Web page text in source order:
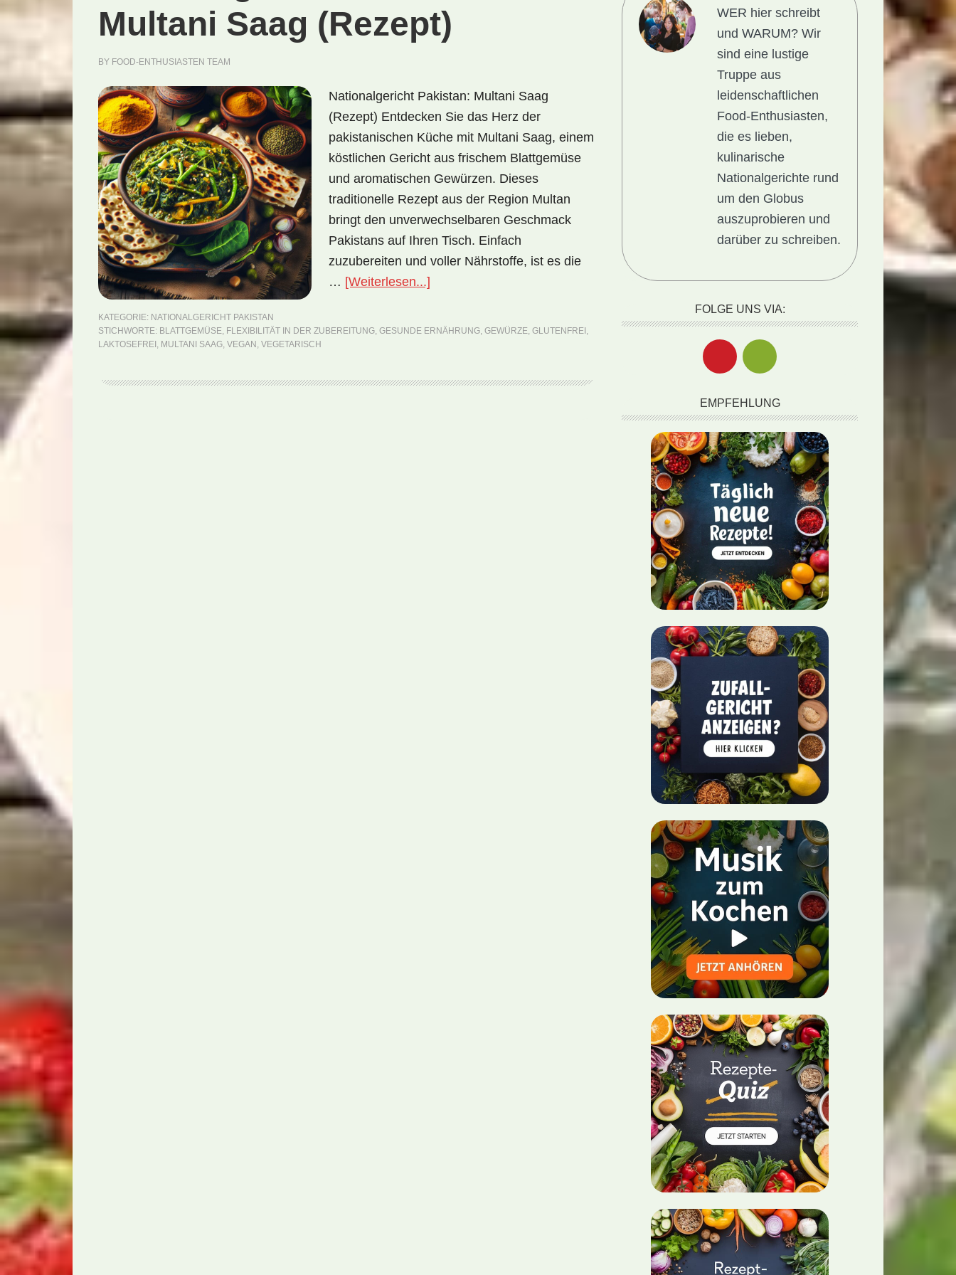
Multani Saag (Rezept)
BY FOOD-ENTHUSIASTEN TEAM
Nationalgericht Pakistan: Multani Saag
(Rezept) Entdecken Sie das Herz der
pakistanischen Küche mit Multani Saag, einem
köstlichen Gericht aus frischem Blattgemüse
und aromatischen Gewürzen. Dieses
traditionelle Rezept aus der Region Multan
bringt den unverwechselbaren Geschmack
Pakistans auf Ihren Tisch. Einfach
zuzubereiten und voller Nährstoffe, ist es die
… [Weiterlesen...]
Multani
KATEGORIE: NATIONALGERICHT PAKISTAN
STICHWORTE: BLATTGEMÜSE, FLEXIBILITÄT IN DER ZUBEREITUNG, GESUNDE ERNÄHRUNG, GEWÜRZE, GLUTENFREI ,
LAKTOSEFREI , MULTANI SAAG, VEGAN , VEGETARISCH
WER hier schreibt
und WARUM?Wir
sind eine lustige
Truppe aus
leidenschaftlichen
Food-Enthusiasten,
die es lieben,
kulinarische
Nationalgerichte rund
um den Globus
auszuprobieren und
darüber zu schreiben.
FOLGE UNS VIA:
EMPFEHLUNG